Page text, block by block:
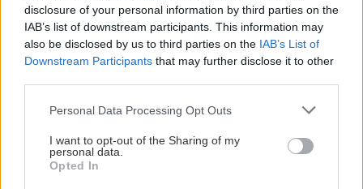
disclosure of your personal information by third parties on the
IAB’s list of downstream participants. This information may
also be disclosed by us to third parties on the IAB’s List of
Downstream Participants that may further disclose it to other
Please note that this website/app uses one or more Google
not limited to your visit or usage behaviour. You may click to
grant or deny consent to Google and its third-party tags to
use your data for below specified purposes in below Google
Personal Data Processing Opt Outs
I want to opt-out of the Sharing of my
personal data.
Opted In
Na Morave prerobila
starú chalupu na
S motorovou pílou sa